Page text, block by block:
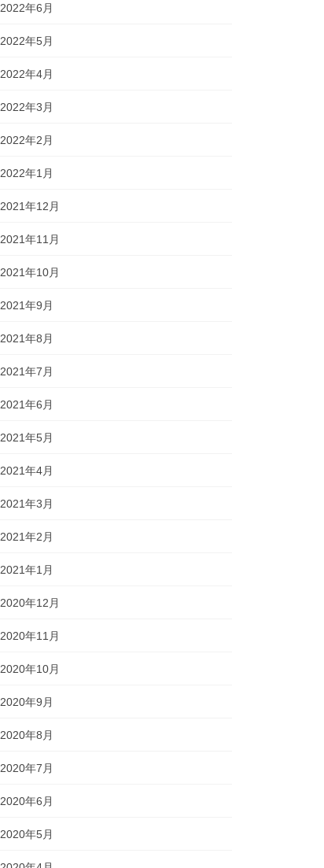
2022年6月
2022年5月
2022年4月
2022年3月
2022年2月
2022年1月
2021年12月
2021年11月
2021年10月
2021年9月
2021年8月
2021年7月
2021年6月
2021年5月
2021年4月
2021年3月
2021年2月
2021年1月
2020年12月
2020年11月
2020年10月
2020年9月
2020年8月
2020年7月
2020年6月
2020年5月